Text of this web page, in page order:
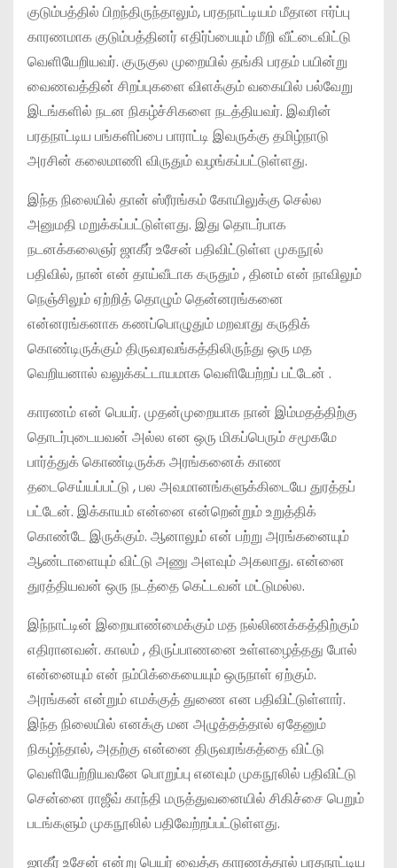
குடும்பத்தில் பிறந்திருந்தாலும், பரதநாட்டியம் மீதான ஈர்ப்பு
காரணமாக குடும்பத்தினர் எதிர்ப்பையும் மீறி வீட்டைவிட்டு
வெளியேறியவர். குருகுல முறையில் தங்கி பரதம் பயின்று
வைணவத்தின் சிறப்புகளை விளக்கும் வகையில் பல்வேறு
இடங்களில் நடன நிகழ்ச்சிகளை நடத்தியவர். இவரின்
பரதநாட்டிய பங்களிப்பை பாராட்டி இவருக்கு தமிழ்நாடு
அரசின் கலைமாணி விருதும் வழங்கப்பட்டுள்ளது.
இந்த நிலையில் தான் ஸ்ரீரங்கம் கோயிலுக்கு செல்ல
அனுமதி மறுக்கப்பட்டுள்ளது. இது தொடர்பாக
நடனக்கலைஞர் ஜாகீர் உசேன் பதிவிட்டுள்ள முகநூல்
பதிவில், நான் என் தாய்வீடாக கருதும் , தினம் என் நாவிலும்
நெஞ்சிலும் ஏற்றித் தொழும் தென்னரங்கனை
என்னரங்கனாக கணப்பொழுதும் மறவாது கருதிக்
கொண்டிருக்கும் திருவரவங்கத்திலிருந்து ஒரு மத
வெறியனால் வலுக்கட்டாயமாக வெளியேற்றப் பட்டேன் .
காரணம் என் பெயர். முதன்முறையாக நான் இம்மதத்திற்கு
தொடர்புடையவன் அல்ல என ஒரு மிகப்பெரும் சமூகமே
பார்த்துக் கொண்டிருக்க அரங்கனைக் காண
தடைசெய்யப்பட்டு , பல அவமானங்களுக்கிடையே துரத்தப்
பட்டேன். இக்காயம் என்னை என்றென்றும் உறுத்திக்
கொண்டே இருக்கும். ஆனாலும் என் பற்று அரங்கனையும்
ஆண்டாளையும் விட்டு அணு அளவும் அகலாது. என்னை
துரத்தியவன் ஒரு நடத்தை கெட்டவன் மட்டுமல்ல.
இந்நாட்டின் இறையாண்மைக்கும் மத நல்லிணக்கத்திற்கும்
எதிரானவன். காலம் , திருப்பாணனை உள்ளழைத்தது போல்
என்னையும் என் நம்பிக்கையையும் ஒருநாள் ஏற்கும்.
அரங்கன் என்றும் எமக்குத் துணை என பதிவிட்டுள்ளார்.
இந்த நிலையில் எனக்கு மன அழுத்தத்தால் ஏதேனும்
நிகழ்ந்தால், அதற்கு என்னை திருவரங்கத்தை விட்டு
வெளியேற்றியவனே பொறுப்பு எனவும் முகநூலில் பதிவிட்டு
சென்னை ராஜீவ் காந்தி மருத்துவனையில் சிகிச்சை பெறும்
படங்களும் முகநூலில் பதிவேற்றப்பட்டுள்ளது.
ஜாகீர் உசேன் என்று பெயர் வைத்த காரணத்தால் பரதநாட்டிய